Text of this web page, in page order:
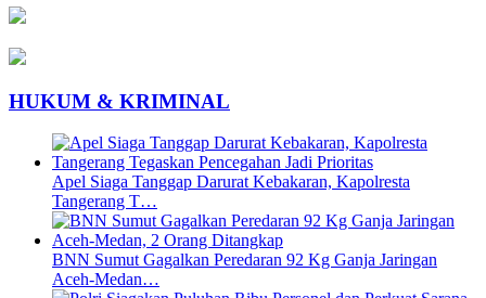
HUKUM & KRIMINAL
Apel Siaga Tanggap Darurat Kebakaran, Kapolresta
Tangerang T…
BNN Sumut Gagalkan Peredaran 92 Kg Ganja Jaringan
Aceh-Medan…